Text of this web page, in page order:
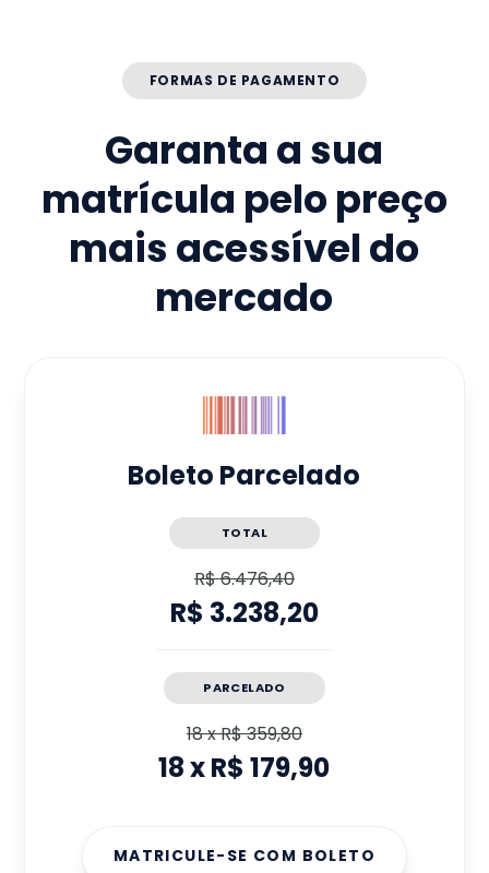
FORMAS DE PAGAMENTO
Garanta a sua
matrícula pelo preço
mais acessível do
mercado
Boleto Parcelado
TOTAL
R$ 6.476,40
R$ 3.238,20
PARCELADO
18xR$ 359,80
18xR$ 179,90
MATRICULE-SE COM BOLETO